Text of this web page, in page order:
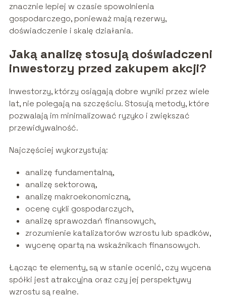
znacznie lepiej w czasie spowolnienia
gospodarczego, ponieważ mają rezerwy,
doświadczenie i skalę działania.
Jaką analizę stosują doświadczeni
inwestorzy przed zakupem akcji?
Inwestorzy, którzy osiągają dobre wyniki przez wiele
lat, nie polegają na szczęściu. Stosują metody, które
pozwalają im minimalizować ryzyko i zwiększać
przewidywalność.
Najczęściej wykorzystują:
analizę fundamentalną,
analizę sektorową,
analizę makroekonomiczną,
ocenę cykli gospodarczych,
analizę sprawozdań finansowych,
zrozumienie katalizatorów wzrostu lub spadków,
wycenę opartą na wskaźnikach finansowych.
Łącząc te elementy, są w stanie ocenić, czy wycena
spółki jest atrakcyjna oraz czy jej perspektywy
wzrostu są realne.